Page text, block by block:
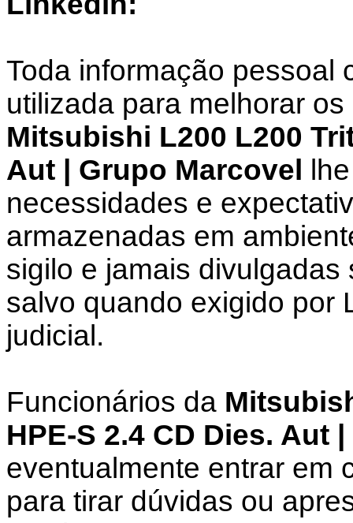
Toda informação pessoal
utilizada para melhorar
Mitsubishi L200 L200
Aut | Grupo Marcovel
necessidades e
armazenadas em
sigilo e jamais
salvo quando exigido por
judicial.
Funcionários da
HPE-S 2.4 CD Dies. Aut
eventualmente entrar em
para tirar dúvidas ou